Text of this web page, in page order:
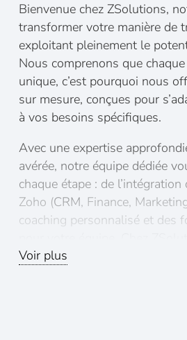
Bienvenue chez ZSolutions,
transformer votre manière de
exploitant pleinement le
Nous comprenons que
unique, c’est pourquoi nous
sur mesure, conçues pour
à vos besoins spécifiques.
Avec une expertise
avérée, notre équipe dédiée
chaque étape : de
Zoho (CRM, Finance,
coaching personnalisé et des
contentons pas de mettre en
Voir plus